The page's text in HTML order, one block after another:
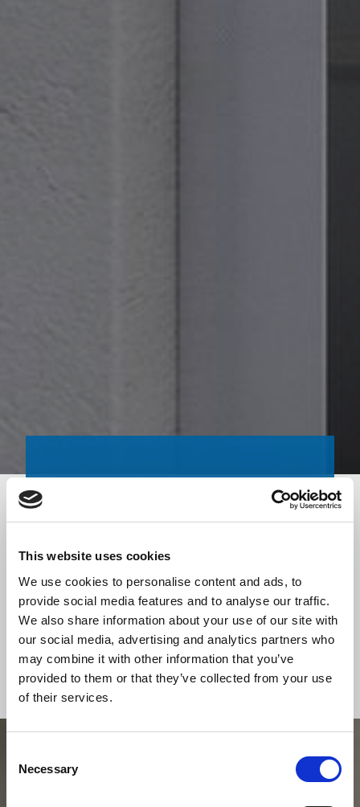
This website uses cookies
We use cookies to personalise content and ads, to
provide social media features and to analyse our traffic.
We also share information about your use of our site with
our social media, advertising and analytics partners who
may combine it with other information that you’ve
provided to them or that they’ve collected from your use
of their services.
Selection
Necessary
durabilitatea cu funcționalitatea, destinat clădirilor
rezidențiale și celor cu trafic redus
MAI MULTE